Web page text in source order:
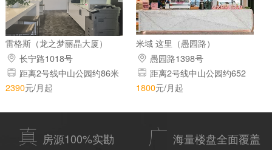
雷格斯（龙之梦丽晶大厦）
长宁路1018号
距离2号线中山公园约86米
2390元/月起
米域 这里（愚园路）
愚园路1398号
距离2号线中山公园约652
米
1800元/月起
房源100%实勘 海量楼盘全面覆盖